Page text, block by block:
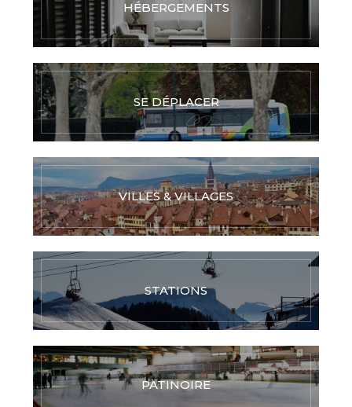
HÉBERGEMENTS
SE DÉPLACER
VILLES & VILLAGES
STATIONS
PATINOIRE